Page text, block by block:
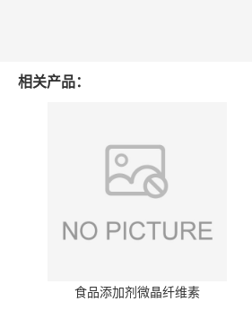
相关产品：
食品添加剂微晶纤维素